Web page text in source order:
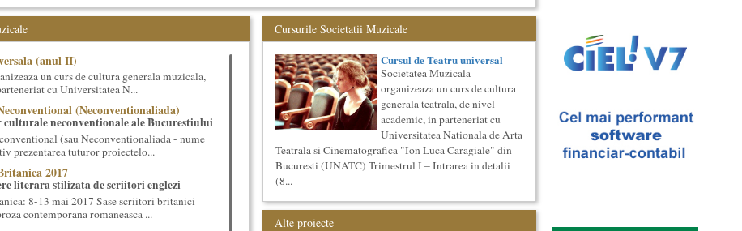
mai jos.
(anul II)
un curs de cultura generala muzicala,
cu Universitatea N...
(Neconventionaliada)
neconventionale ale Bucurestiului
(sau Neconventionaliada - nume
prezentarea tuturor proiectelo...
2017
literara stilizata de scriitori englezi
8-13 mai 2017 Sase scriitori britanici
contemporana romaneasca ...
Cursurile Societatii Muzicale
Cursul de Teatru universal
Societatea Muzicala
organizeaza un curs de cultura
generala teatrala, de nivel
academic, in parteneriat cu
Universitatea Nationala de Arta
Teatrala si Cinematografica "Ion Luca Caragiale" din
Bucuresti (UNATC) Trimestrul I – Intrarea in detalii
(8...
Alte proiecte